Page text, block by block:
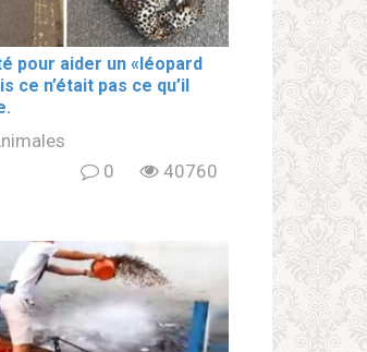
pour aider un «léopard
ce n’était pas ce qu’il
0
40760